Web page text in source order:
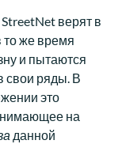
верят в
то же время
и пытаются
свои ряды. В
это
на
данной